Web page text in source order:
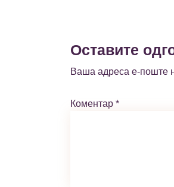
Оставите
Ваша адреса е-поште
Коментар *